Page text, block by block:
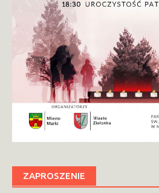
ZAPROSZENIE